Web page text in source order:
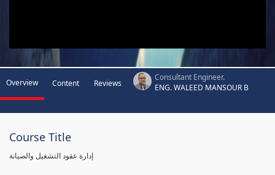
Overview Content Reviews
Consultant Engineer.
ENG. WALEED MANSOUR B
Course Title
إدارة عقود التشغيل والصيانة